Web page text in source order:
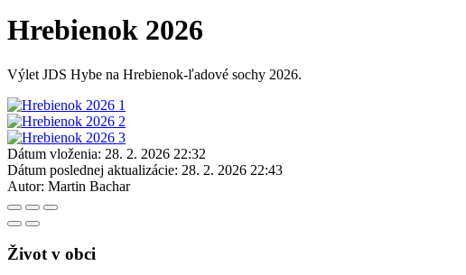
Hrebienok 2026
Výlet JDS Hybe na Hrebienok-ľadové sochy 2026.
Dátum vloženia: 28. 2. 2026 22:32
Dátum poslednej aktualizácie: 28. 2. 2026 22:43
Autor: Martin Bachar
Život v obci